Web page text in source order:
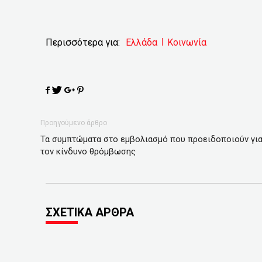
Περισσότερα για: Ελλάδα Κοινωνία
Προηγούμενο άρθρο
Τα συμπτώματα στο εμβολιασμό που προειδοποιούν για
τον κίνδυνο θρόμβωσης
ΣΧΕΤΙΚΑ ΑΡΘΡΑ